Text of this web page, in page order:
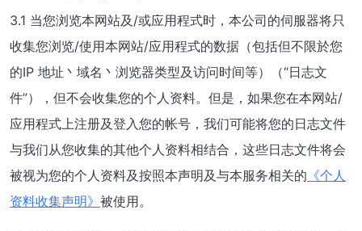
3.1 当您浏览本网站及/或应用程式时，本公司的伺服器将只
收集您浏览/使用本网站/应用程式的数据（包括但不限於您
的IP 地址丶域名丶浏览器类型及访问时间等）（“日志文
件”），但不会收集您的个人资料。但是，如果您在本网站/
应用程式上注册及登入您的帐号，我们可能将您的日志文件
与我们从您收集的其他个人资料相结合，这些日志文件将会
被视为您的个人资料及按照本声明及与本服务相关的 《个人
资料收集声明》 被使用。